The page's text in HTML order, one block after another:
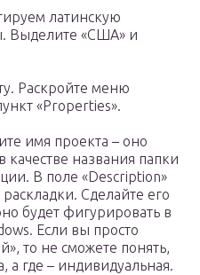
латинскую
Выделите «США» и
Раскройте меню
«Properties».
имя проекта – оно
качестве названия папки
В поле «Description»
Сделайте его
будет фигурировать в
Если вы просто
то не сможете понять,
а где – индивидуальная.